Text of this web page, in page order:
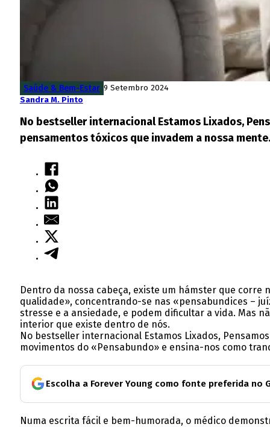
Saúde & Bem-Estar 9 Setembro 2024
Sandra M. Pinto
No bestseller internacional Estamos Lixados,
pensamentos tóxicos que invadem a nossa mente.
Dentro da nossa cabeça, existe um hámster que corre
qualidade», concentrando-se nas «pensabundices –
stresse e a ansiedade, e podem dificultar a vida. Mas
interior que existe dentro de nós.
No bestseller internacional Estamos Lixados,
movimentos do «Pensabundo» e ensina-nos como
Escolha a Forever Young como fonte preferida no
Numa escrita fácil e bem-humorada, o médico